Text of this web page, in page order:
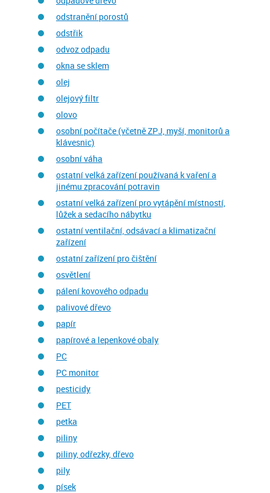
odstranění porostů
odstřik
odvoz odpadu
okna se sklem
olej
olejový filtr
olovo
osobní počítače (včetně ZPJ, myší, monitorů a
klávesnic)
osobní váha
ostatní velká zařízení používaná k vaření a
jinému zpracování potravin
ostatní velká zařízení pro vytápění místností,
lůžek a sedacího nábytku
ostatní ventilační, odsávací a klimatizační
zařízení
ostatní zařízení pro čištění
osvětlení
pálení kovového odpadu
palivové dřevo
papír
papírové a lepenkové obaly
PC
PC monitor
pesticidy
PET
petka
piliny
piliny, odřezky, dřevo
pily
písek